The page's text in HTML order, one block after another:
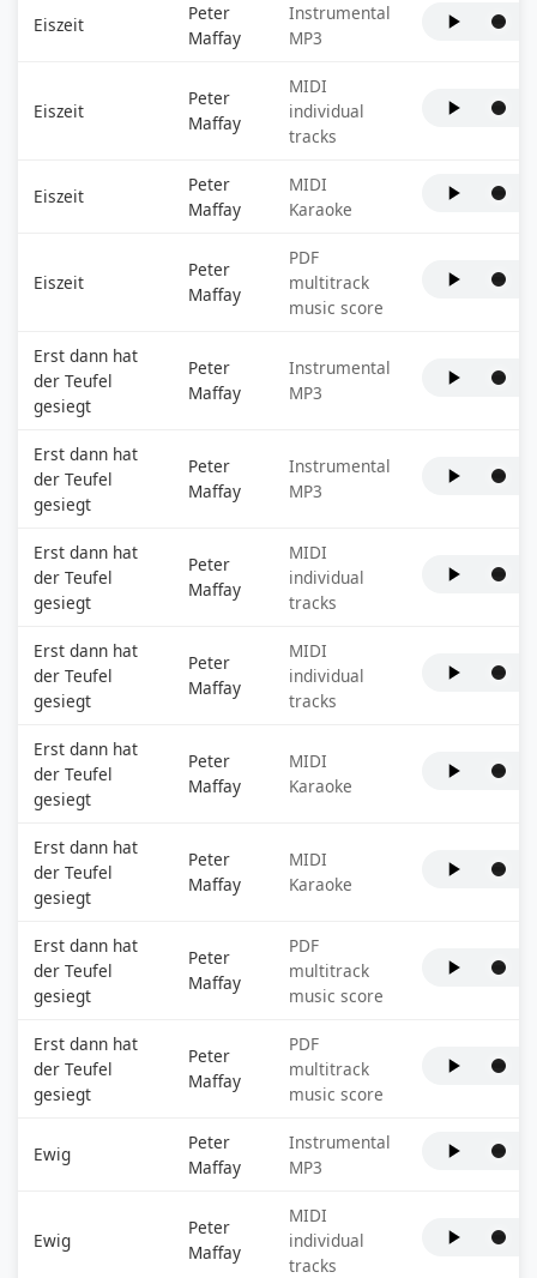
Eiszeit
Peter
Maffay
Instrumental
MP3
Eiszeit
Peter
Maffay
MIDI
individual
tracks
Eiszeit
Peter
Maffay
MIDI
Karaoke
Eiszeit
Peter
Maffay
PDF
multitrack
music score
Erst dann hat
der Teufel
gesiegt
Peter
Maffay
Instrumental
MP3
Erst dann hat
der Teufel
gesiegt
Peter
Maffay
Instrumental
MP3
Erst dann hat
der Teufel
gesiegt
Peter
Maffay
MIDI
individual
tracks
Erst dann hat
der Teufel
gesiegt
Peter
Maffay
MIDI
individual
tracks
Erst dann hat
der Teufel
gesiegt
Peter
Maffay
MIDI
Karaoke
Erst dann hat
der Teufel
gesiegt
Peter
Maffay
MIDI
Karaoke
Erst dann hat
der Teufel
gesiegt
Peter
Maffay
PDF
multitrack
music score
Erst dann hat
der Teufel
gesiegt
Peter
Maffay
PDF
multitrack
music score
Ewig
Peter
Maffay
Instrumental
MP3
Ewig
Peter
Maffay
MIDI
individual
tracks